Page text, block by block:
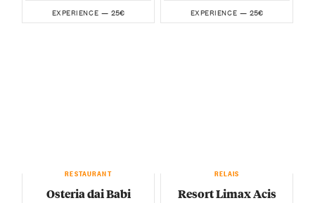
EXPERIENCE — 25€ EXPERIENCE — 25€
RESTAURANT
Osteria dai Babi
RELAIS
Resort Limax Acis